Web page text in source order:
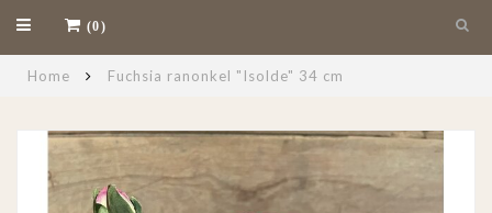
(0)
Home Fuchsia ranonkel "Isolde" 34 cm